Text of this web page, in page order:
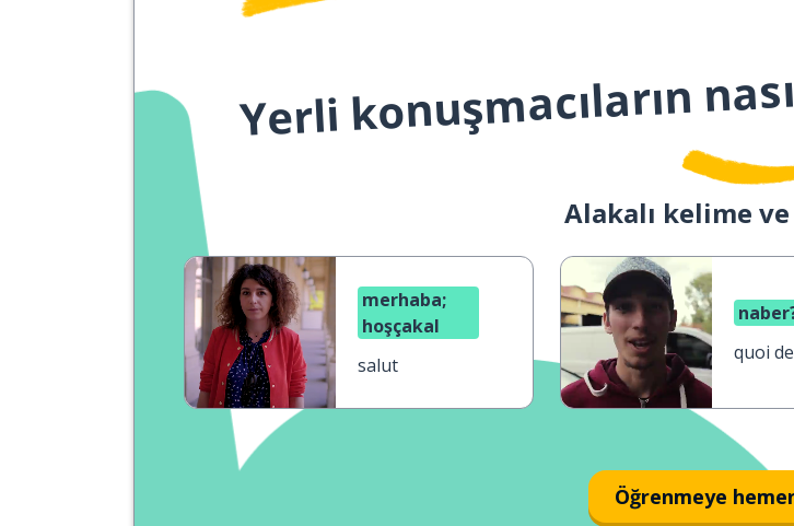
Yerli konuşmacıların
Alakalı kelime
merhaba;
hoşçakal
salut
quoi
Öğrenmeye